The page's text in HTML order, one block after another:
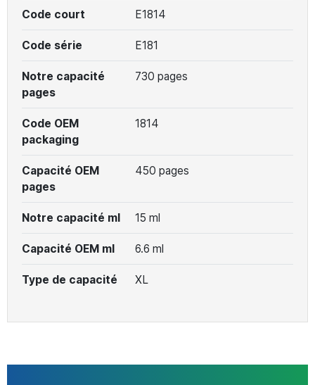
Code court E1814
Code série E181
Notre capacité
pages
730 pages
Code OEM
packaging
1814
Capacité OEM
pages
450 pages
Notre capacité ml 15 ml
Capacité OEM ml 6.6 ml
Type de capacité XL